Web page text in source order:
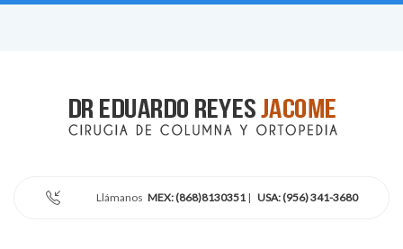
Llámanos MEX: (868)8130351| USA: (956) 341-3680